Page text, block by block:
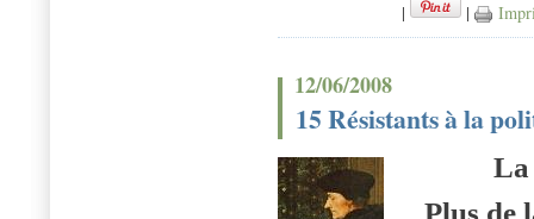
|
|
12/06/2008
15 Résistants à la
La